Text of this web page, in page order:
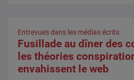
Entrevues dans les médias écrits
Fusillade au dîner des
les théories
envahissent le web